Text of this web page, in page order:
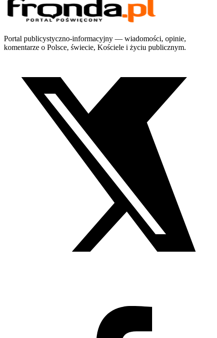
Portal publicystyczno-informacyjny — wiadomości, opinie,
komentarze o Polsce, świecie, Kościele i życiu publicznym.